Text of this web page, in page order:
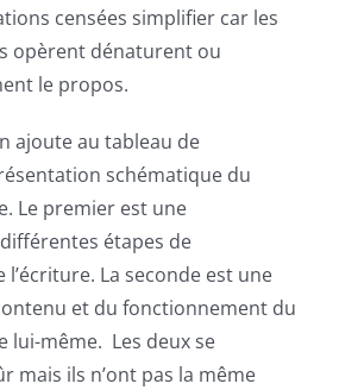
censées simplifier car les
opèrent dénaturent ou
le propos.
ajoute au tableau de
schématique du
Le premier est une
étapes de
l’écriture. La seconde est une
et du fonctionnement du
lui-même. Les deux se
mais ils n’ont pas la même